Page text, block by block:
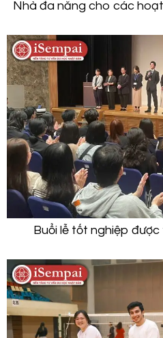
Nhà đa năng cho các
Buổi lễ tốt nghiệp